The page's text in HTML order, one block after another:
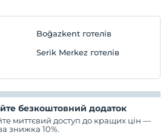
Boğazkent готелів
Serik Merkez готелів
безкоштовний додаток
миттєвий доступ до кращих цін —
знижка 10%.